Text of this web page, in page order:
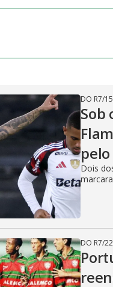
DO R7/
Sob
Dois
DO R7/